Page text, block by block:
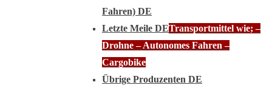
Fahren) DE
Letzte Meile DETransportmittel wie; –
Drohne – Autonomes Fahren –
Cargobike
Übrige Produzenten DE